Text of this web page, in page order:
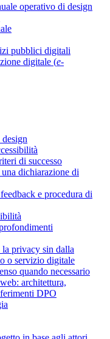
operativo di design
pubblici digitali
digitale (e-
di successo
dichiarazione di
e procedura di
la privacy sin dalla
o servizio digitale
quando necessario
architettura,
DPO